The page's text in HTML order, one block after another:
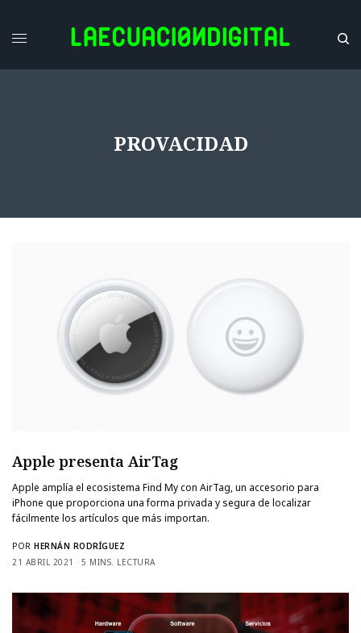
PROVACIDAD
Apple presenta AirTag
Apple amplía el ecosistema Find My con AirTag, un accesorio para
iPhone que proporciona una forma privada y segura de localizar
fácilmente los artículos que más importan.
POR HERNÁN RODRÍGUEZ
21 ABRIL 2021
5 MINS. LECTURA